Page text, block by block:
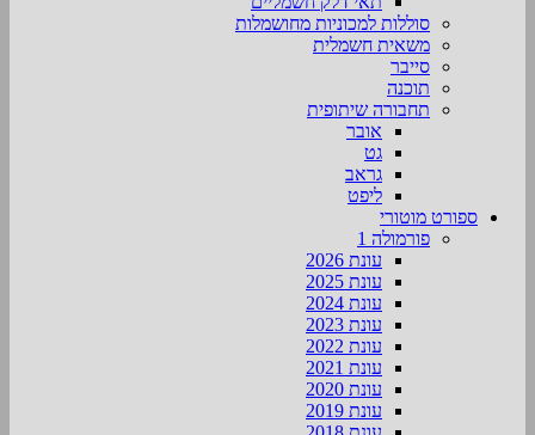
סוללות למכוניות מחושמלות
משאית חשמלית
סייבר
תוכנה
תחבורה שיתופית
אובר
גט
גראב
ליפט
ספורט מוטורי
פורמולה 1
עונת 2026
עונת 2025
עונת 2024
עונת 2023
עונת 2022
עונת 2021
עונת 2020
עונת 2019